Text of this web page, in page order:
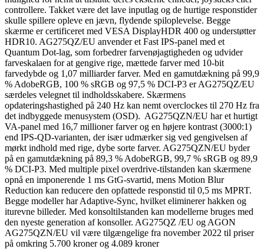
controllere. Takket være det lave inputlag og de hurtige responstider
skulle spillere opleve en jævn, flydende spiloplevelse. Begge
skærme er certificeret med VESA DisplayHDR 400 og understøtter
HDR10. AG275QZ/EU anvender et Fast IPS-panel med et
Quantum Dot-lag, som forbedrer farvenøjagtigheden og udvider
farveskalaen for at gengive rige, mættede farver med 10-bit
farvedybde og 1,07 milliarder farver. Med en gamutdækning på 99,9
% AdobeRGB, 100 % sRGB og 97,5 % DCI-P3 er AG275QZ/EU
særdeles velegnet til indholdsskabere. Skærmens
opdateringshastighed på 240 Hz kan nemt overclockes til 270 Hz fra
det indbyggede menusystem (OSD). AG275QZN/EU har et hurtigt
VA-panel med 16,7 millioner farver og en højere kontrast (3000:1)
end IPS-QD-varianten, der især udmærker sig ved gengivelsen af
mørkt indhold med rige, dybe sorte farver. AG275QZN/EU byder
på en gamutdækning på 89,3 % AdobeRGB, 99,7 % sRGB og 89,9
% DCI-P3. Med multiple pixel overdrive-tilstanden kan skærmene
opnå en imponerende 1 ms GtG-svartid, mens Motion Blur
Reduction kan reducere den opfattede responstid til 0,5 ms MPRT.
Begge modeller har Adaptive-Sync, hvilket eliminerer hakken og
iturevne billeder. Med konsoltilstanden kan modellerne bruges med
den nyeste generation af konsoller. AG275QZ /EU og AGON
AG275QZN/EU vil være tilgængelige fra november 2022 til priser
på omkring 5.700 kroner og 4.089 kroner